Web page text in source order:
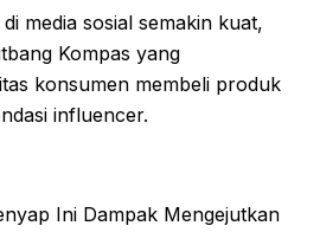
media sosial semakin kuat,
Kompas yang
konsumen membeli produk
influencer.
Ini Dampak Mengejutkan